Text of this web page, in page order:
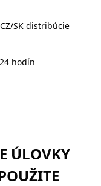
SK distribúcie
hodín
ÚLOVKY